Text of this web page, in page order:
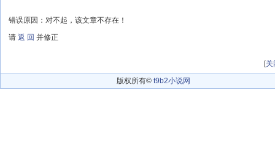
错误原因：对不起，该文章不存在！
请 返 回 并修正
[关
版权所有© t9b2小说网